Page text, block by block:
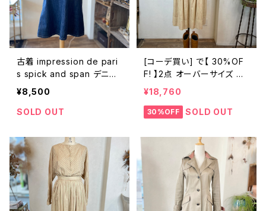
古着 impression de pari
s spick and span デニム
チューブトップ ワンピース
¥8,500
SOLD OUT
[コーデ買い] で【 30%OF
F! 】2点 オーバーサイズ デ
ニムジャケット + 古着 Miss
Chloe ストライプセットアッ
プ
¥18,760
30%OFF SOLD OUT